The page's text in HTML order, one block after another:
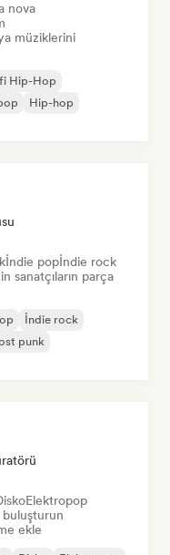
nova
müziklerini
Hip-Hop
Hip-hop
İndie popİndie rock
sanatçıların parça
İndie rock
punk
Elektropop
buluşturun
ekle